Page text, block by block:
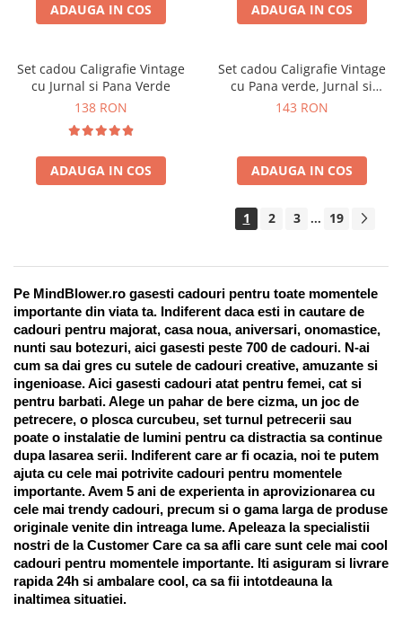
ADAUGA IN COS ADAUGA IN COS
Set cadou Caligrafie Vintage
cu Jurnal si Pana Verde
138 RON
ADAUGA IN COS
Set cadou Caligrafie Vintage
cu Pana verde, Jurnal si
Suport pentru stilou, 9 piese
143 RON
ADAUGA IN COS
1 2 3 ... 19
Pe MindBlower.ro gasesti cadouri pentru toate momentele
importante din viata ta. Indiferent daca esti in cautare de
cadouri pentru majorat, casa noua, aniversari, onomastice,
nunti sau botezuri, aici gasesti peste 700 de cadouri. N-ai
cum sa dai gres cu sutele de cadouri creative, amuzante si
ingenioase. Aici gasesti cadouri atat pentru femei, cat si
pentru barbati. Alege un pahar de bere cizma, un joc de
petrecere, o plosca curcubeu, set turnul petrecerii sau
poate o instalatie de lumini pentru ca distractia sa continue
dupa lasarea serii. Indiferent care ar fi ocazia, noi te putem
ajuta cu cele mai potrivite cadouri pentru momentele
importante. Avem 5 ani de experienta in aprovizionarea cu
cele mai trendy cadouri, precum si o gama larga de produse
originale venite din intreaga lume. Apeleaza la specialistii
nostri de la Customer Care ca sa afli care sunt cele mai cool
cadouri pentru momentele importante. Iti asiguram si livrare
rapida 24h si ambalare cool, ca sa fii intotdeauna la
inaltimea situatiei.